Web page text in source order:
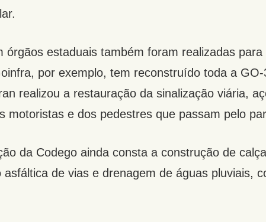
órgãos estaduais também foram realizadas
por exemplo, tem reconstruído toda a
realizou a restauração da sinalização viária,
motoristas e dos pedestres que passam pelo
da Codego ainda consta a construção de
asfáltica de vias e drenagem de águas pluviais,